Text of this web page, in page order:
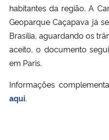
habitantes da região. A
Geoparque Caçapava já
Brasília, aguardando os
aceito, o documento
em Paris.
Informações
aqui.